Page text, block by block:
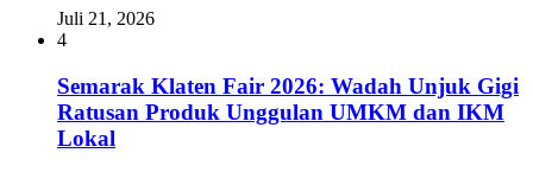
Juli 21, 2026
4
Semarak Klaten Fair 2026: Wadah Unjuk Gigi
Ratusan Produk Unggulan UMKM dan IKM
Lokal